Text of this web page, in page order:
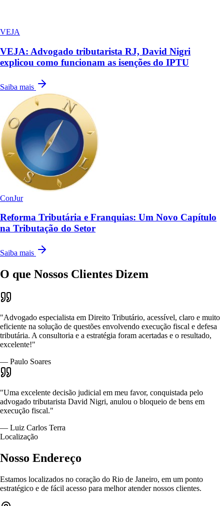
VEJA
VEJA: Advogado tributarista RJ, David Nigri
explicou como funcionam as isenções do IPTU
Saiba mais
ConJur
Reforma Tributária e Franquias: Um Novo Capítulo
na Tributação do Setor
Saiba mais
O que Nossos Clientes Dizem
"Advogado especialista em Direito Tributário, acessível, claro e muito
eficiente na solução de questões envolvendo execução fiscal e defesa
tributária. A consultoria e a estratégia foram acertadas e o resultado,
excelente!"
— Paulo Soares
"Uma excelente decisão judicial em meu favor, conquistada pelo
advogado tributarista David Nigri, anulou o bloqueio de bens em
execução fiscal."
— Luiz Carlos Terra
Localização
Nosso Endereço
Estamos localizados no coração do Rio de Janeiro, em um ponto
estratégico e de fácil acesso para melhor atender nossos clientes.